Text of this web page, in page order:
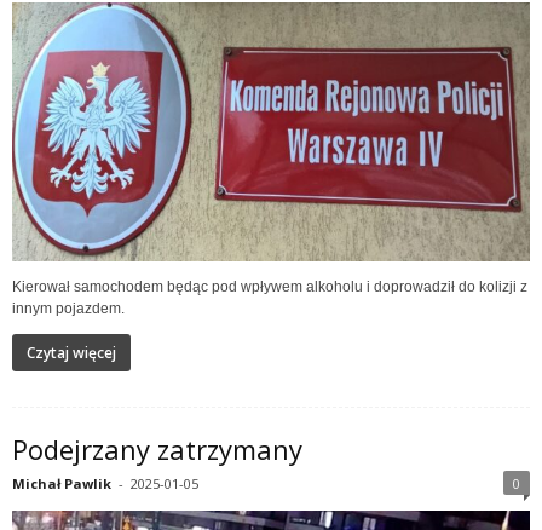
Kierował samochodem będąc pod wpływem alkoholu i doprowadził do kolizji z
innym pojazdem.
Czytaj więcej
Podejrzany zatrzymany
Michał Pawlik - 2025-01-05 0